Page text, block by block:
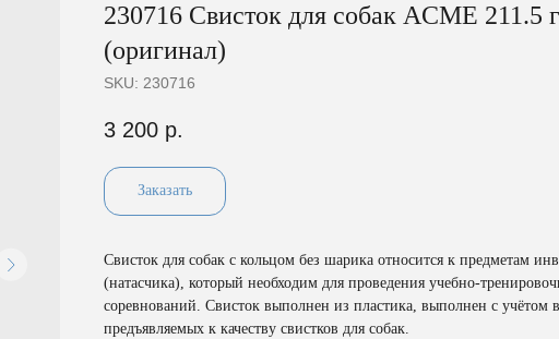
230716 Свисток для собак ACME 211.5
(оригинал)
SKU: 230716
3 200 р.
Заказать
Свисток для собак с кольцом без шарика относится к предметам
(натасчика), который необходим для проведения учебно-
соревнований. Свисток выполнен из пластика, выполнен с учётом
предъявляемых к качеству свистков для собак.